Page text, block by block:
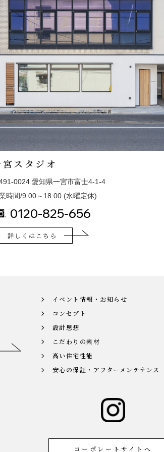
宮スタジオ
0024 愛知県一宮市富士4-1-4
時間/9:00～18:00 (水曜定休)
0120-825-656
詳しくはこちら
イベント情報・お知らせ
コンセプト
設計思想
こだわりの素材
高い住宅性能
安心の保証・ アフターメンテナンス
コーポレートサイトへ